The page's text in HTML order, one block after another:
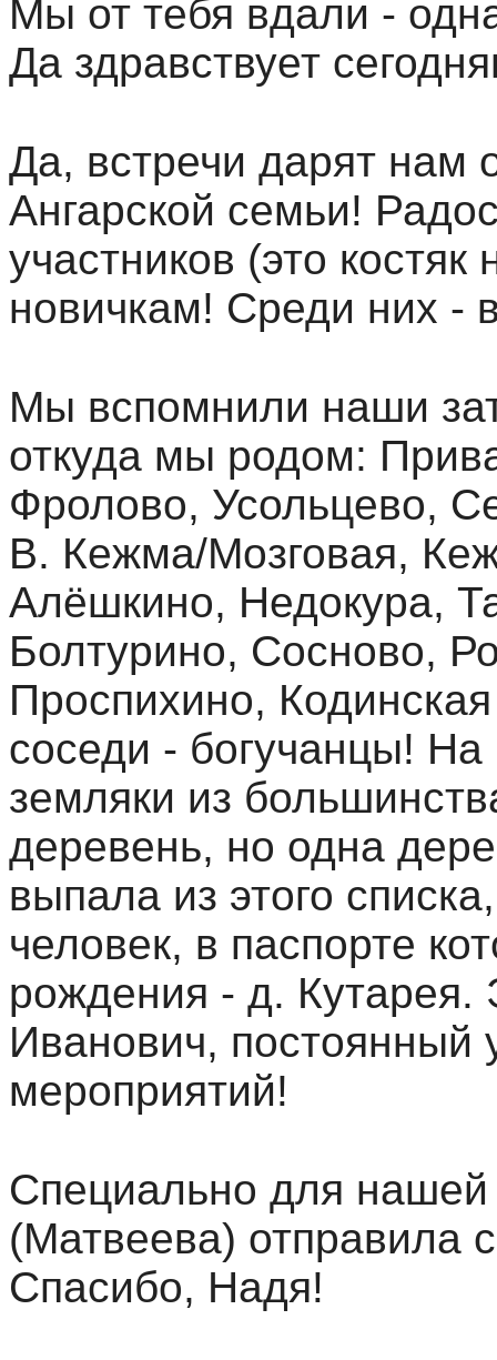
Мы от тебя вдали -
Да здравствует
Да, встречи дарят
Ангарской семьи!
участников (это
новичкам! Среди них -
Мы вспомнили наши
откуда мы родом:
Фролово, Усольцево,
В. Кежма/Мозговая,
Алёшкино, Недокура,
Болтурино, Сосново,
Проспихино,
соседи - богучанцы!
земляки из
деревень, но одна
выпала из этого
человек, в паспорте
рождения - д.
Иванович, постоянный
мероприятий!
Специально для
(Матвеева) отправила
Спасибо, Надя!